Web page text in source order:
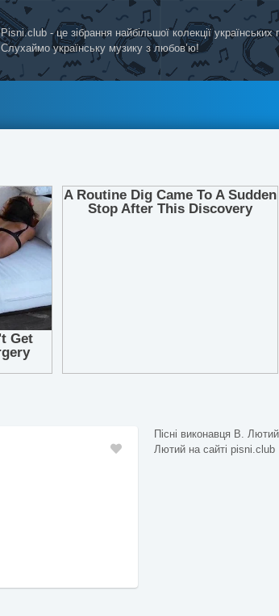
Pisni.club - це зібрання найбільшої колекції українських
Слухаймо українську музику з любов’ю!
Пісні виконавця В.
Лютий на сайті pisni.club